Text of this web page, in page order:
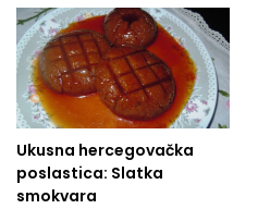
Ukusna hercegovačka
poslastica: Slatka
smokvara